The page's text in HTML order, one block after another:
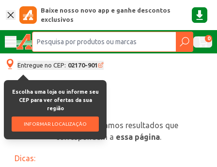
Baixe nosso novo app e ganhe descontos
exclusivos
0
Entregue no CEP: 02170-901
Escolha uma loja ou informe seu
CEP para ver ofertas da sua
região
INFORMAR LOCALIZAÇÃO
oops, não encontramos resultados que
correspondam a essa página.
Dicas: